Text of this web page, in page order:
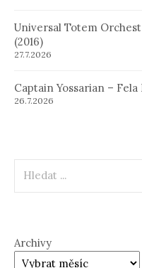
Universal Totem
(2016)
27.7.2026
Captain Yossarian – Fela
26.7.2026
Archivy